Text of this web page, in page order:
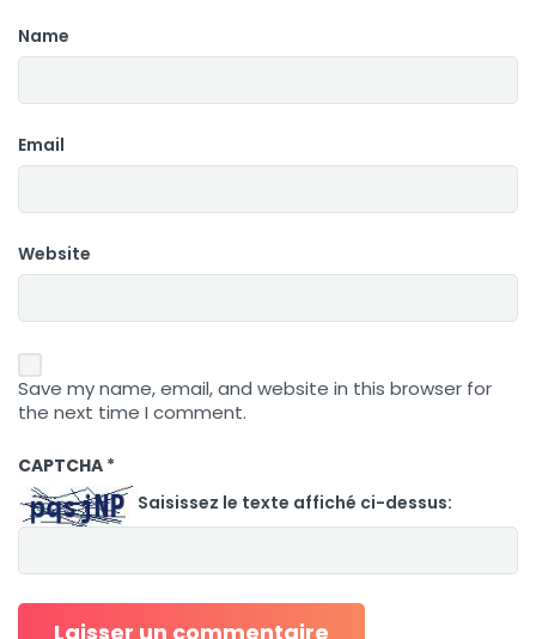
Name
Email
Website
Save my name, email, and website in this browser for
the next time I comment.
CAPTCHA *
Saisissez le texte affiché ci-dessus: